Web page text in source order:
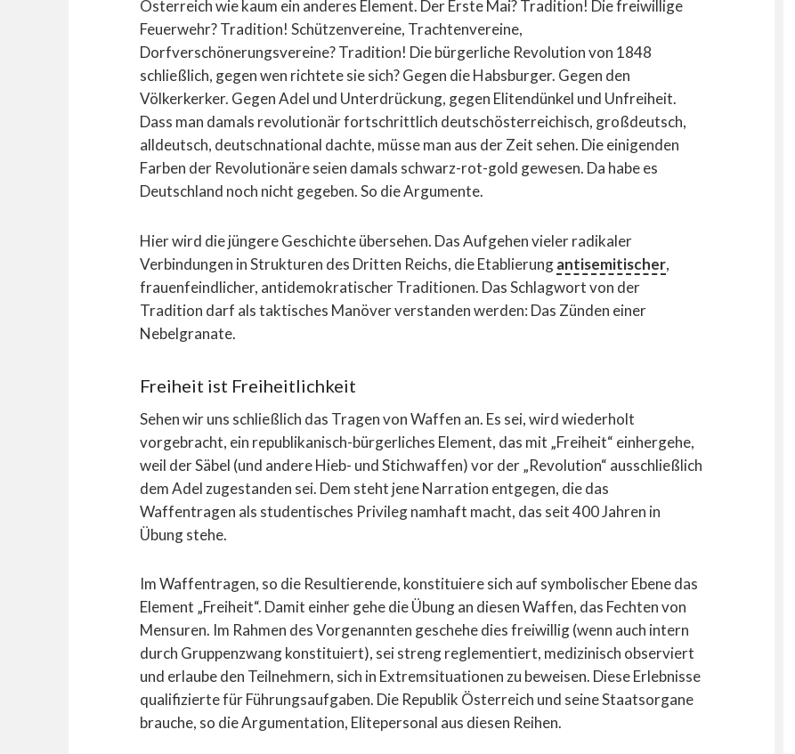
Österreich wie kaum ein anderes Element. Der Erste Mai? Tradition! Die freiwillige
Feuerwehr? Tradition! Schützenvereine, Trachtenvereine,
Dorfverschönerungsvereine? Tradition! Die bürgerliche Revolution von 1848
schließlich, gegen wen richtete sie sich? Gegen die Habsburger. Gegen den
Völkerkerker. Gegen Adel und Unterdrückung, gegen Elitendünkel und Unfreiheit.
Dass man damals revolutionär fortschrittlich deutschösterreichisch, großdeutsch,
alldeutsch, deutschnational dachte, müsse man aus der Zeit sehen. Die einigenden
Farben der Revolutionäre seien damals schwarz-rot-gold gewesen. Da habe es
Deutschland noch nicht gegeben. So die Argumente.
Hier wird die jüngere Geschichte übersehen. Das Aufgehen vieler radikaler
Verbindungen in Strukturen des Dritten Reichs, die Etablierungantisemitischer,
frauenfeindlicher, antidemokratischer Traditionen. Das Schlagwort von der
Tradition darf als taktisches Manöver verstanden werden: Das Zünden einer
Nebelgranate.
Freiheit ist Freiheitlichkeit
Sehen wir uns schließlich das Tragen von Waffen an. Es sei, wird wiederholt
vorgebracht, ein republikanisch-bürgerliches Element, das mit „Freiheit“ einhergehe,
weil der Säbel (und andere Hieb- und Stichwaffen) vor der „Revolution“ ausschließlich
dem Adel zugestanden sei. Dem steht jene Narration entgegen, die das
Waffentragen als studentisches Privileg namhaft macht, das seit 400 Jahren in
Übung stehe.
Im Waffentragen, so die Resultierende, konstituiere sich auf symbolischer Ebene das
Element „Freiheit“. Damit einher gehe die Übung an diesen Waffen, das Fechten von
Mensuren. Im Rahmen des Vorgenannten geschehe dies freiwillig (wenn auch intern
durch Gruppenzwang konstituiert), sei streng reglementiert, medizinisch observiert
und erlaube den Teilnehmern, sich in Extremsituationen zu beweisen. Diese Erlebnisse
qualifizierte für Führungsaufgaben. Die Republik Österreich und seine Staatsorgane
brauche, so die Argumentation, Elitepersonal aus diesen Reihen.